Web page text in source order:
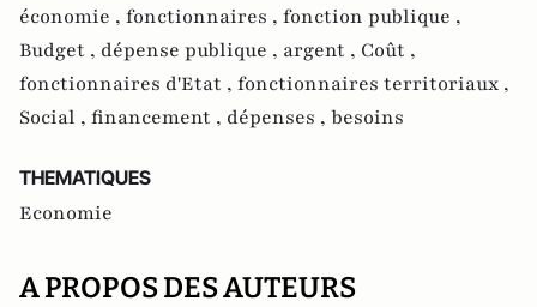
économie , fonctionnaires , fonction publique ,
Budget , dépense publique , argent , Coût ,
fonctionnaires d'Etat , fonctionnaires territoriaux ,
Social , financement , dépenses , besoins
THEMATIQUES
Economie
A PROPOS DES AUTEURS